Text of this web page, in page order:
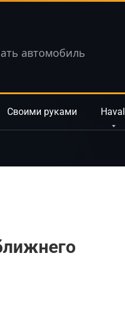
автомобиль
Своими руками Haval